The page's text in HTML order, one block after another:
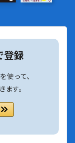
登録
使って、
ます。